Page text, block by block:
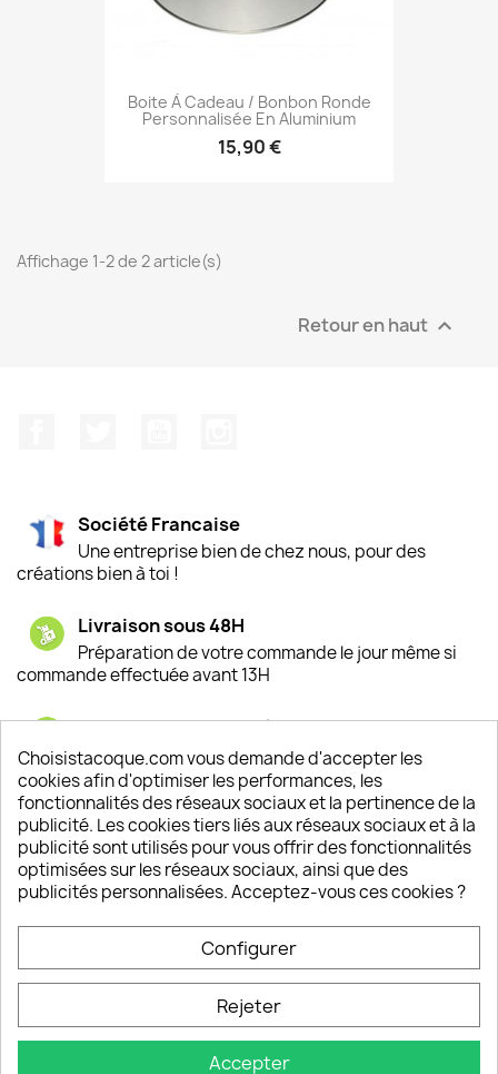
Boite À Cadeau / Bonbon Ronde
Personnalisée En Aluminium
15,90 €
Affichage 1-2 de 2 article(s)
Retour en haut 
Société Francaise
Une entreprise bien de chez nous, pour des
créations bien à toi !
Livraison sous 48H
Préparation de votre commande le jour même si
commande effectuée avant 13H
Satisfaction de nos clients
Depuis 2009, entre 92% et 94% de nos clients
sont satisfaits de nos produits
Un SAV à votre écoute
Notre SAV est disponible 6/7J de 10h à 18H
Choisistacoque.com vous demande d'accepter les
cookies afin d'optimiser les performances, les
fonctionnalités des réseaux sociaux et la pertinence de la
publicité. Les cookies tiers liés aux réseaux sociaux et à la
publicité sont utilisés pour vous offrir des fonctionnalités
optimisées sur les réseaux sociaux, ainsi que des
publicités personnalisées. Acceptez-vous ces cookies ?
Configurer
Rejeter
Accepter